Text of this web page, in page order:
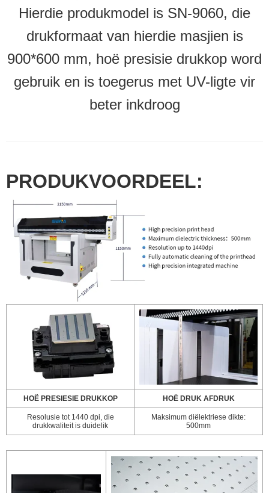
Hierdie produkmodel is SN-9060, die
drukformaat van hierdie masjien is
900*600 mm, hoë presisie drukkop word
gebruik en is toegerus met UV-ligte vir
beter inkdroog
PRODUKVOORDEEL:
HOË PRESIESIE DRUKKOP HOË DRUK AFDRUK
Resolusie tot 1440 dpi, die
drukkwaliteit is duidelik
Maksimum diëlektriese dikte:
500mm